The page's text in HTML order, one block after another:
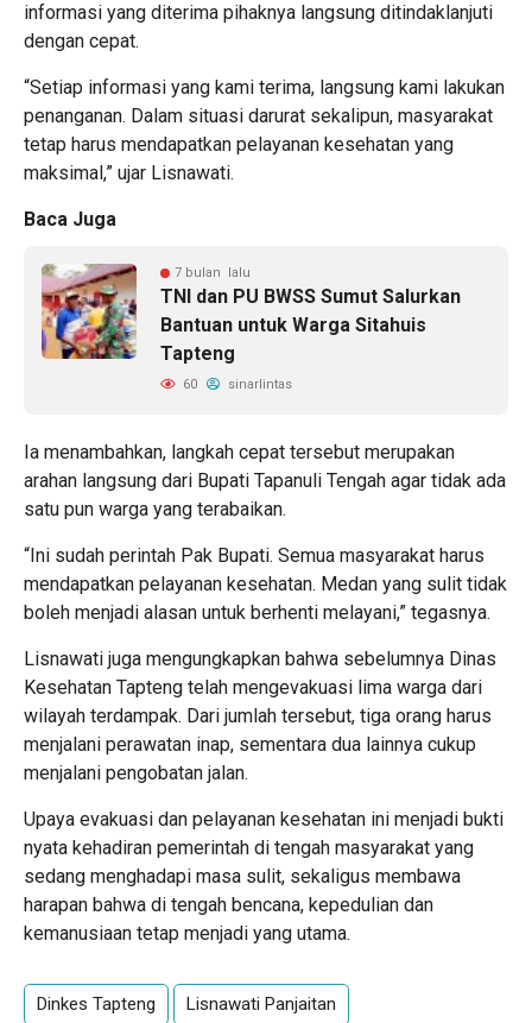
informasi yang diterima pihaknya langsung ditindaklanjuti
dengan cepat.
“Setiap informasi yang kami terima, langsung kami lakukan
penanganan. Dalam situasi darurat sekalipun, masyarakat
tetap harus mendapatkan pelayanan kesehatan yang
maksimal,” ujar Lisnawati.
Baca Juga
7 bulan lalu
TNI dan PU BWSS Sumut Salurkan
Bantuan untuk Warga Sitahuis
Tapteng
60 sinarlintas
Ia menambahkan, langkah cepat tersebut merupakan
arahan langsung dari Bupati Tapanuli Tengah agar tidak ada
satu pun warga yang terabaikan.
“Ini sudah perintah Pak Bupati. Semua masyarakat harus
mendapatkan pelayanan kesehatan. Medan yang sulit tidak
boleh menjadi alasan untuk berhenti melayani,” tegasnya.
Lisnawati juga mengungkapkan bahwa sebelumnya Dinas
Kesehatan Tapteng telah mengevakuasi lima warga dari
wilayah terdampak. Dari jumlah tersebut, tiga orang harus
menjalani perawatan inap, sementara dua lainnya cukup
menjalani pengobatan jalan.
Upaya evakuasi dan pelayanan kesehatan ini menjadi bukti
nyata kehadiran pemerintah di tengah masyarakat yang
sedang menghadapi masa sulit, sekaligus membawa
harapan bahwa di tengah bencana, kepedulian dan
kemanusiaan tetap menjadi yang utama.
Dinkes Tapteng Lisnawati Panjaitan